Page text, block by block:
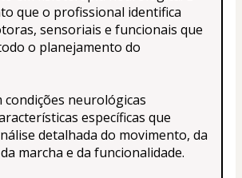
que o profissional identifica
sensoriais e funcionais que
o planejamento do
condições neurológicas
específicas que
detalhada do movimento, da
marcha e da funcionalidade.